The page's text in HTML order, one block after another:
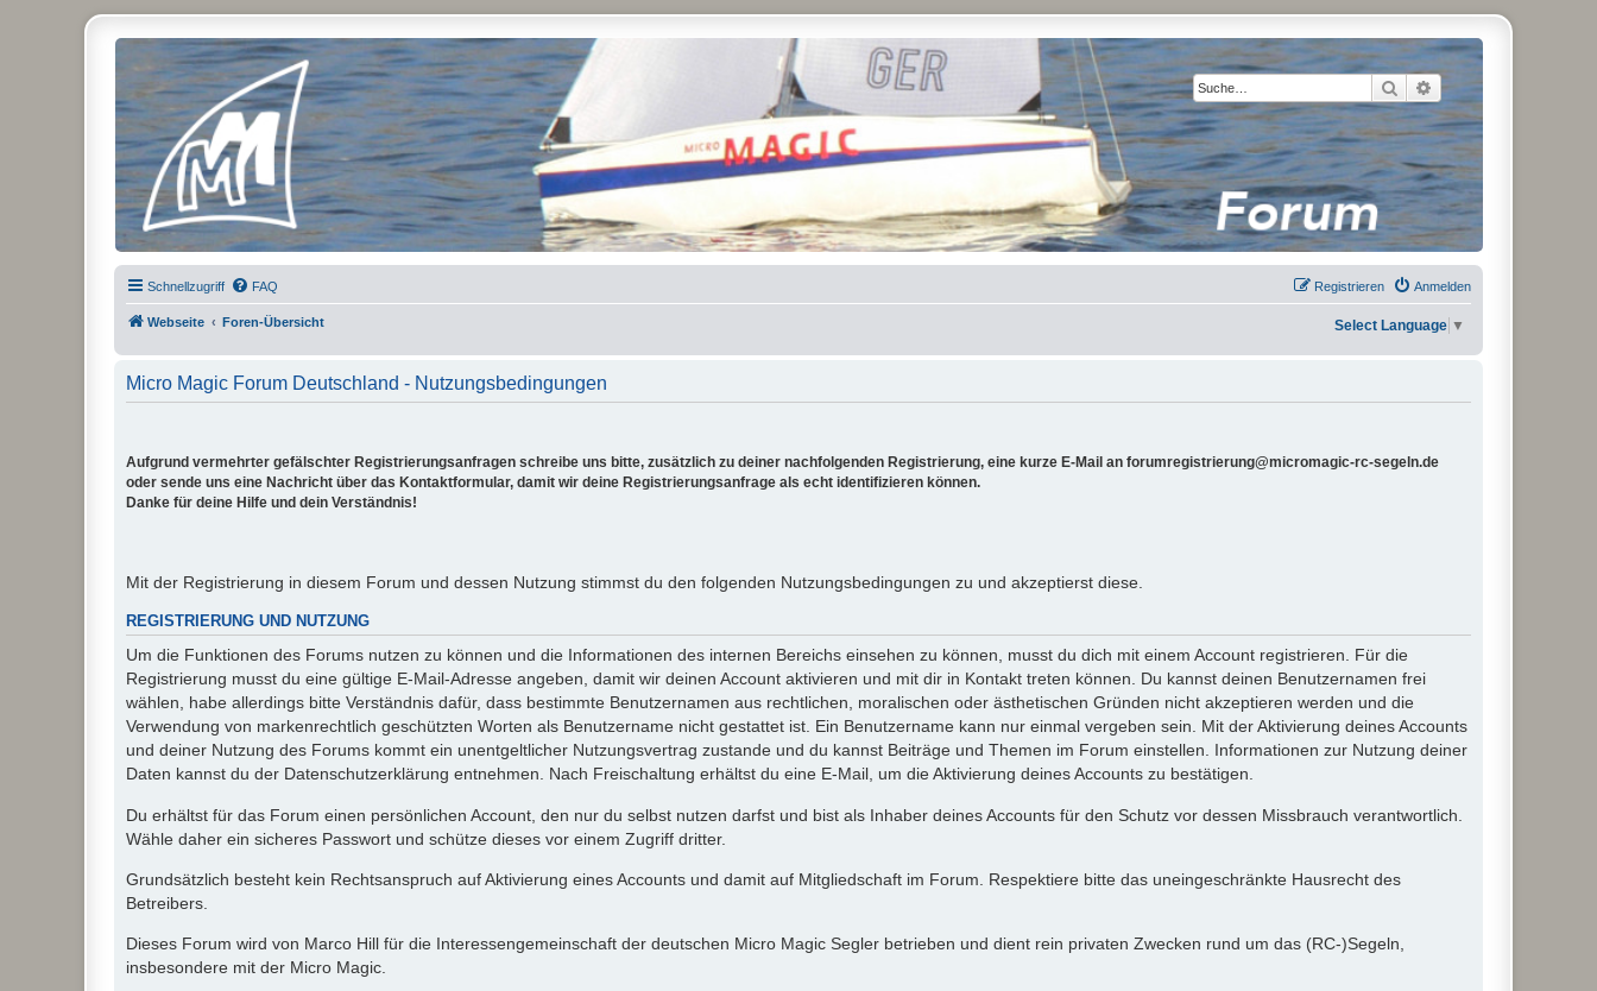
Suche Erweiterte Suche
Micro Magic Forum Deutschland
Schnellzugriff FAQ Anmelden
Registrieren
Webseite Foren-Übersicht Select Language ▼
Micro Magic Forum Deutschland - Nutzungsbedingungen
Aufgrund vermehrter gefälschter Registrierungsanfragen schreibe uns bitte, zusätzlich zu deiner nachfolgenden Registrierung, eine kurze E-Mail an forumregistrierung@micromagic-rc-segeln.de
oder sende uns eine Nachricht über das Kontaktformular, damit wir deine Registrierungsanfrage als echt identifizieren können.
Danke für deine Hilfe und dein Verständnis!
Mit der Registrierung in diesem Forum und dessen Nutzung stimmst du den folgenden Nutzungsbedingungen zu und akzeptierst diese.
REGISTRIERUNG UND NUTZUNG
Um die Funktionen des Forums nutzen zu können und die Informationen des internen Bereichs einsehen zu können, musst du dich mit einem Account registrieren. Für die
Registrierung musst du eine gültige E-Mail-Adresse angeben, damit wir deinen Account aktivieren und mit dir in Kontakt treten können. Du kannst deinen Benutzernamen frei
wählen, habe allerdings bitte Verständnis dafür, dass bestimmte Benutzernamen aus rechtlichen, moralischen oder ästhetischen Gründen nicht akzeptieren werden und die
Verwendung von markenrechtlich geschützten Worten als Benutzername nicht gestattet ist. Ein Benutzername kann nur einmal vergeben sein. Mit der Aktivierung deines Accounts
und deiner Nutzung des Forums kommt ein unentgeltlicher Nutzungsvertrag zustande und du kannst Beiträge und Themen im Forum einstellen. Informationen zur Nutzung deiner
Daten kannst du der Datenschutzerklärung entnehmen. Nach Freischaltung erhältst du eine E-Mail, um die Aktivierung deines Accounts zu bestätigen.
Du erhältst für das Forum einen persönlichen Account, den nur du selbst nutzen darfst und bist als Inhaber deines Accounts für den Schutz vor dessen Missbrauch verantwortlich.
Wähle daher ein sicheres Passwort und schütze dieses vor einem Zugriff dritter.
Grundsätzlich besteht kein Rechtsanspruch auf Aktivierung eines Accounts und damit auf Mitgliedschaft im Forum. Respektiere bitte das uneingeschränkte Hausrecht des
Betreibers.
Dieses Forum wird von Marco Hill für die Interessengemeinschaft der deutschen Micro Magic Segler betrieben und dient rein privaten Zwecken rund um das (RC-)Segeln,
insbesondere mit der Micro Magic.